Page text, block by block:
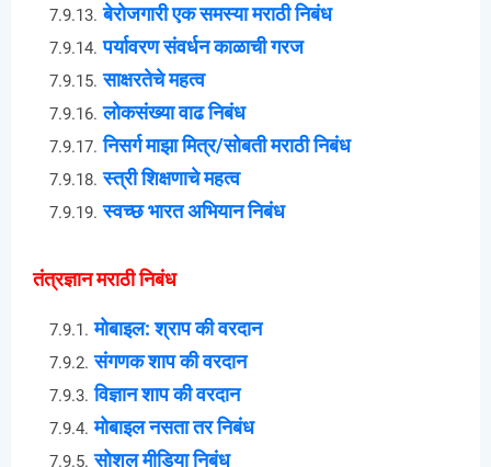
बेरोजगारी एक समस्या मराठी निबंध
पर्यावरण संवर्धन काळाची गरज
साक्षरतेचे महत्व
लोकसंख्या वाढ निबंध
निसर्ग माझा मित्र/सोबती मराठी निबंध
स्त्री शिक्षणाचे महत्व
स्वच्छ भारत अभियान निबंध
तंत्रज्ञान मराठी निबंध
मोबाइल: श्राप की वरदान
संगणक शाप की वरदान
विज्ञान शाप की वरदान
मोबाइल नसता तर निबंध
सोशल मीडिया निबंध